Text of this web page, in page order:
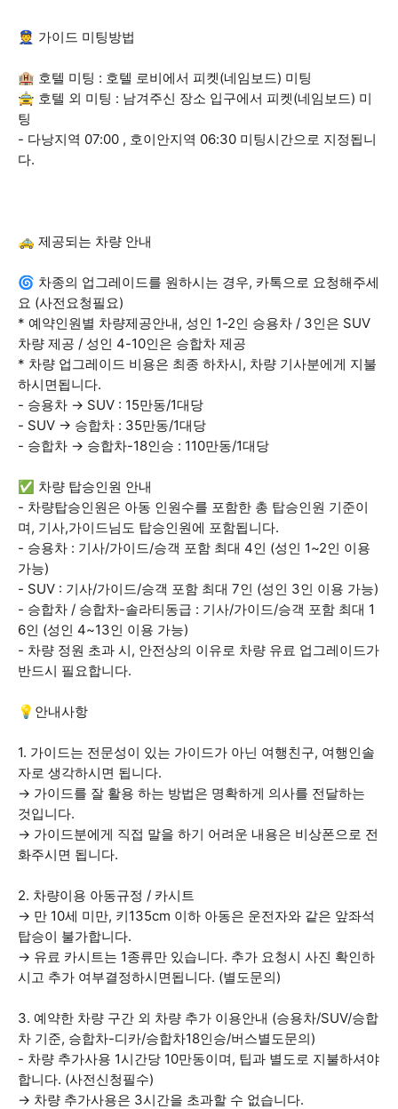
👮 가이드 미팅방법
🏨 호텔 미팅 : 호텔 로비에서 피켓(네임보드) 미팅
🚖 호텔 외 미팅 : 남겨주신 장소 입구에서 피켓(네임보드) 미
팅
- 다낭지역 07:00 , 호이안지역 06:30 미팅시간으로 지정됩니
다.
🚕 제공되는 차량 안내
🌀 차종의 업그레이드를 원하시는 경우, 카톡으로 요청해주세
요 (사전요청필요)
* 예약인원별 차량제공안내, 성인 1-2인 승용차 / 3인은 SUV
차량 제공 / 성인 4-10인은 승합차 제공
* 차량 업그레이드 비용은 최종 하차시, 차량 기사분에게 지불
하시면됩니다.
- 승용차 → SUV : 15만동/1대당
- SUV → 승합차 : 35만동/1대당
- 승합차 → 승합차-18인승 : 110만동/1대당
✅ 차량 탑승인원 안내
- 차량탑승인원은 아동 인원수를 포함한 총 탑승인원 기준이
며, 기사,가이드님도 탑승인원에 포함됩니다.
- 승용차 : 기사/가이드/승객 포함 최대 4인 (성인 1~2인 이용
가능)
- SUV : 기사/가이드/승객 포함 최대 7인 (성인 3인 이용 가능)
- 승합차 / 승합차-솔라티동급 : 기사/가이드/승객 포함 최대 1
6인 (성인 4~13인 이용 가능)
- 차량 정원 초과 시, 안전상의 이유로 차량 유료 업그레이드가
반드시 필요합니다.
💡안내사항
1. 가이드는 전문성이 있는 가이드가 아닌 여행친구, 여행인솔
자로 생각하시면 됩니다.
→ 가이드를 잘 활용 하는 방법은 명확하게 의사를 전달하는
것입니다.
→ 가이드분에게 직접 말을 하기 어려운 내용은 비상폰으로 전
화주시면 됩니다.
2. 차량이용 아동규정 / 카시트
→ 만 10세 미만, 키135cm 이하 아동은 운전자와 같은 앞좌석
탑승이 불가합니다.
→ 유료 카시트는 1종류만 있습니다. 추가 요청시 사진 확인하
시고 추가 여부결정하시면됩니다. (별도문의)
3. 예약한 차량 구간 외 차량 추가 이용안내 (승용차/SUV/승합
차 기준, 승합차-디카/승합차18인승/버스별도문의)
- 차량 추가사용 1시간당 10만동이며, 팁과 별도로 지불하셔야
합니다. (사전신청필수)
→ 차량 추가사용은 3시간을 초과할 수 없습니다.